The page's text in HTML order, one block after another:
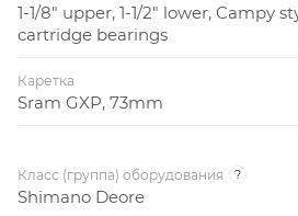
1-1/8" upper, 1-1/2" lower, Campy
cartridge bearings
Каретка
Sram GXP, 73mm
Класс (группа) оборудования ?
Shimano Deore